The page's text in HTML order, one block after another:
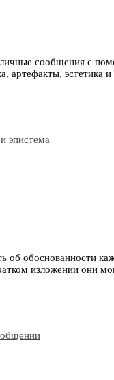
сообщения с
артефакты, эстетика и
об обоснованности
изложении они